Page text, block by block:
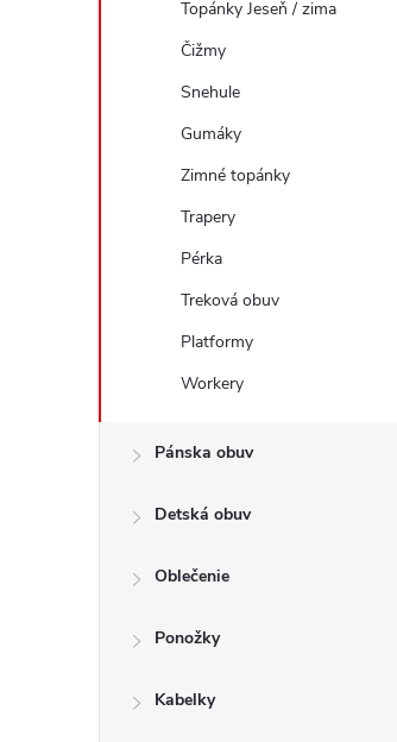
Topánky Jeseň / zima
Čižmy
Snehule
Gumáky
Zimné topánky
Trapery
Pérka
Treková obuv
Platformy
Workery
Pánska obuv
Detská obuv
Oblečenie
Ponožky
Kabelky